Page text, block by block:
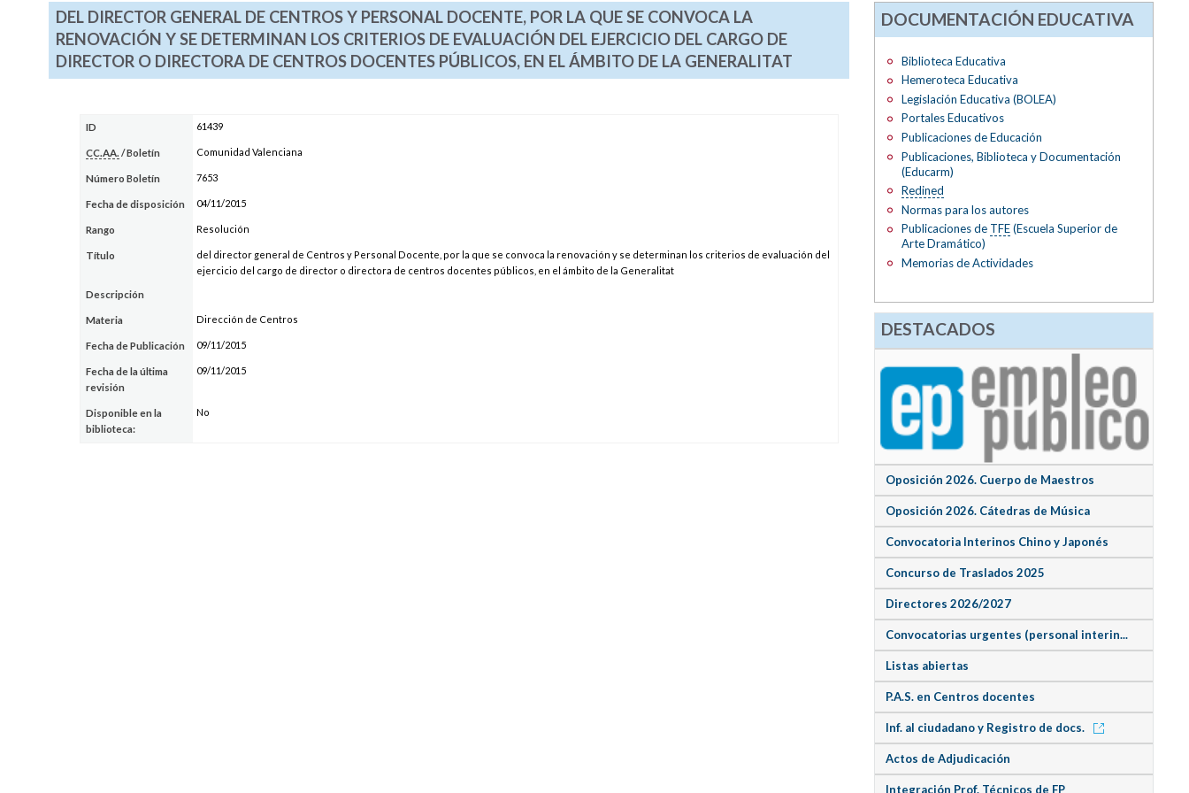
DEL DIRECTOR GENERAL DE CENTROS Y PERSONAL DOCENTE, POR LA QUE SE CONVOCA LA
RENOVACIÓN Y SE DETERMINAN LOS CRITERIOS DE EVALUACIÓN DEL EJERCICIO DEL CARGO DE
DIRECTOR O DIRECTORA DE CENTROS DOCENTES PÚBLICOS, EN EL ÁMBITO DE LA GENERALITAT
ID 61439
CC.AA. / Boletín Comunidad Valenciana
Número Boletín 7653
Fecha de disposición 04/11/2015
Rango Resolución
Título
del director general de Centros y Personal Docente, por la que se convoca la renovación y se determinan los criterios de evaluación del
ejercicio del cargo de director o directora de centros docentes públicos, en el ámbito de la Generalitat
Descripción
Materia Dirección de Centros
Fecha de Publicación 09/11/2015
Fecha de la última
revisión
09/11/2015
Disponible en la
biblioteca:
No
DOCUMENTACIÓN EDUCATIVA
Biblioteca Educativa
Hemeroteca Educativa
Legislación Educativa (BOLEA)
Portales Educativos
Publicaciones de Educación
Publicaciones, Biblioteca y Documentación
(Educarm)
Redined
Normas para los autores
Publicaciones de TFE(Escuela Superior de
Arte Dramático)
Memorias de Actividades
DESTACADOS
Oposición 2026. Cuerpo de Maestros
Oposición 2026. Cátedras de Música
Convocatoria Interinos Chino y Japonés
Concurso de Traslados 2025
Directores 2026/2027
Convocatorias urgentes (personal interin...
Listas abiertas
P.A.S. en Centros docentes
Inf. al ciudadano y Registro de docs.
Actos de Adjudicación
Integración Prof. Técnicos de FP